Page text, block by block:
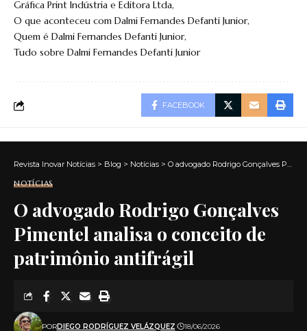
Gráfica Print Indústria e Editora Ltda
O que aconteceu com Dalmi Fernandes Defanti Junior
Quem é Dalmi Fernandes Defanti Junior
Tudo sobre Dalmi Fernandes Defanti Junior
FACEBOOK
Revista Inovar Notícias > Blog > Notícias > O advogado Rodrigo Gonçalves Pimentel analisa o conceito de patrimônio antifrágil
NOTÍCIAS
O advogado Rodrigo Gonçalves
Pimentel analisa o conceito de
patrimônio antifrágil
PORDIEGO RODRÍGUEZ VELÁZQUEZ 18/06/2026